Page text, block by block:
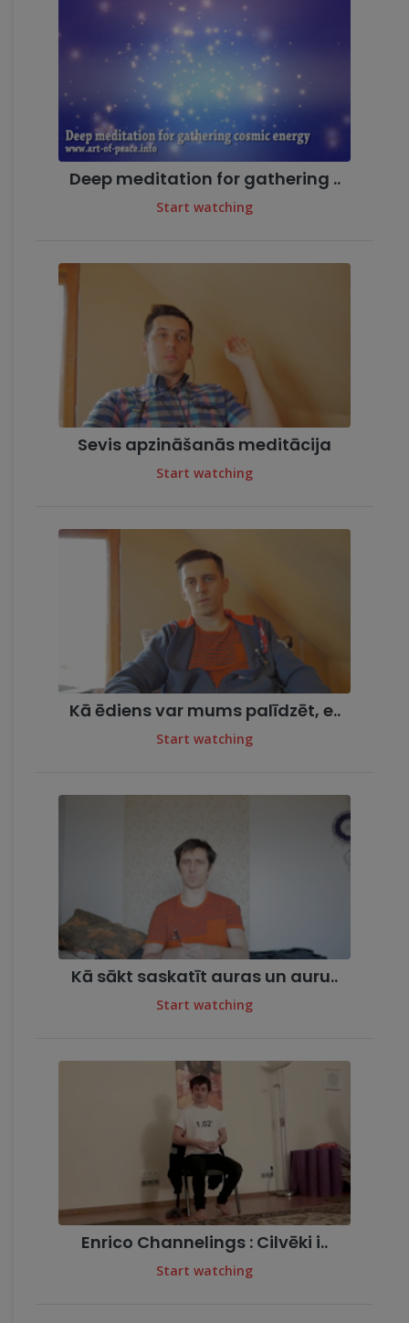
Deep meditation for gathering ..
Start watching
Sevis apzināšanās meditācija
Start watching
Kā ēdiens var mums palīdzēt, e..
Start watching
Kā sākt saskatīt auras un auru..
Start watching
Enrico Channelings : Cilvēki i..
Start watching